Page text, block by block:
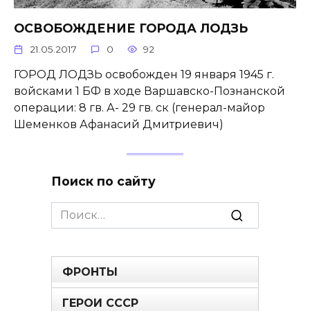
ОСВОБОЖДЕНИЕ ГОРОДА ЛОДЗЬ
21.05.2017 0 92
ГОРОД ЛОДЗЬ освобожден 19 января 1945 г.
войсками 1 БФ в ходе Варшавско-Познанской
операции: 8 гв. А- 29 гв. ск (генерал-майор
Шеменков Афанасий Дмитриевич)
Поиск по сайту
Search
for:
ФРОНТЫ
ГЕРОИ СССР